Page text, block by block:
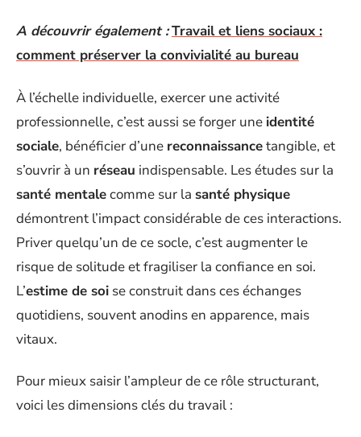
A découvrir également :Travail et liens sociaux :
comment préserver la convivialité au bureau
À l’échelle individuelle, exercer une activité
professionnelle, c’est aussi se forger une identité
sociale, bénéficier d’une reconnaissancetangible, et
s’ouvrir à un réseau indispensable. Les études sur la
santé mentalecomme sur la santé physique
démontrent l’impact considérable de ces interactions.
Priver quelqu’un de ce socle, c’est augmenter le
risque de solitude et fragiliser la confiance en soi.
L’estime de soi se construit dans ces échanges
quotidiens, souvent anodins en apparence, mais
vitaux.
Pour mieux saisir l’ampleur de ce rôle structurant,
voici les dimensions clés du travail :